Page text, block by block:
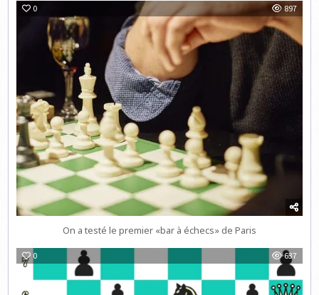
0 897
On a testé le premier «bar à échecs» de Paris
0 637